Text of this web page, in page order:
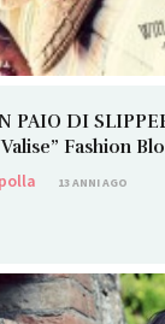
PAIO DI
Fashion
13 ANNI AGO